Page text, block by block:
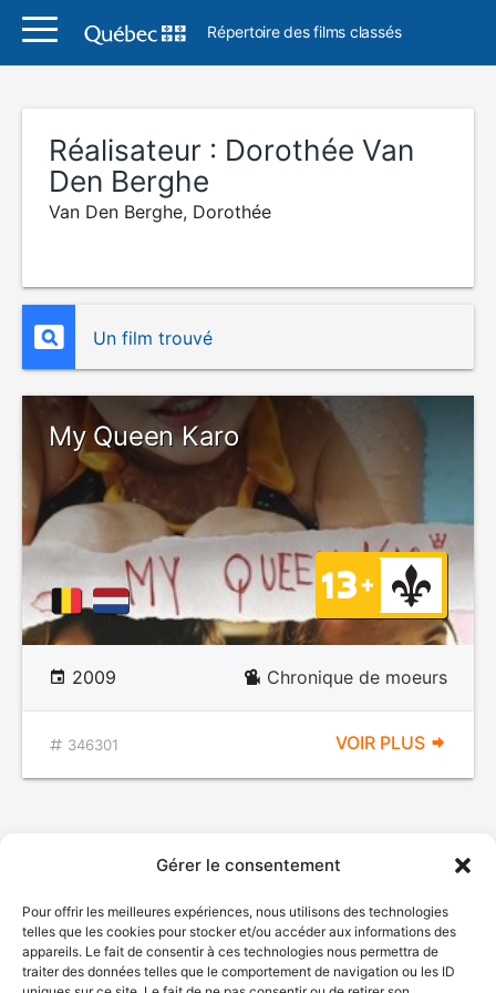
Gérer le consentement
Pour offrir les meilleures expériences, nous utilisons des technologies
telles que les cookies pour stocker et/ou accéder aux informations des
appareils. Le fait de consentir à ces technologies nous permettra de
traiter des données telles que le comportement de navigation ou les ID
Répertoire des films classés
Réalisateur : Dorothée Van
Den Berghe
Van Den Berghe, Dorothée
Un film trouvé
My Queen Karo
2009 Chronique de moeurs
346301 VOIR PLUS